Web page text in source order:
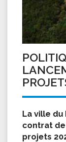
La ville
contrat
projets